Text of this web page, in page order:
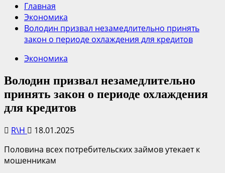
Главная
Экономика
Володин призвал незамедлительно принять
закон о периоде охлаждения для кредитов
Экономика
Володин призвал незамедлительно
принять закон о периоде охлаждения
для кредитов
R\H
18.01.2025
Половина всех потребительских займов утекает к
мошенникам